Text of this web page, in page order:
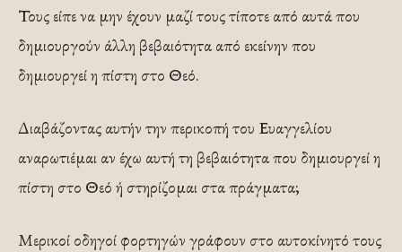
Τους είπε να μην έχουν μαζί τους τίποτε από αυτά που
δημιουργούν άλλη βεβαιότητα από εκείνην που
δημιουργεί η πίστη στο Θεό.
Διαβάζοντας αυτήν την περικοπή του Ευαγγελίου
αναρωτιέμαι αν έχω αυτή τη βεβαιότητα που δημιουργεί η
πίστη στο Θεό ή στηρίζομαι στα πράγματα;
Μερικοί οδηγοί φορτηγών γράφουν στο αυτοκίνητό τους